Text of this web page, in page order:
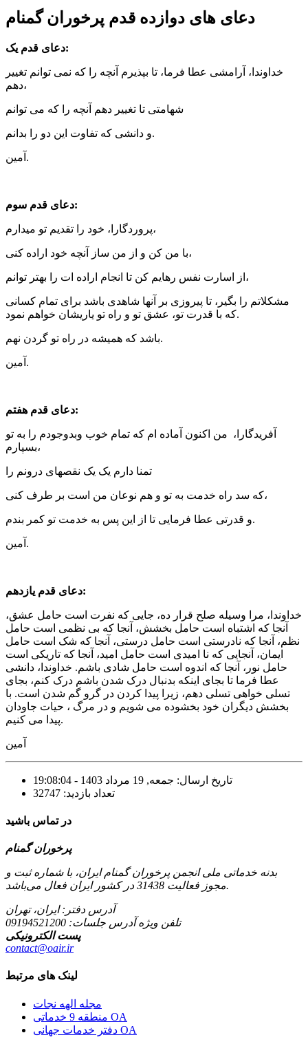
دعای های دوازده قدم پرخوران گمنام
دعای قدم یک:
خداوندا، آرامشی عطا فرما، تا بپذیرم آنچه را که نمی توانم تغییر
دهم،
شهامتی تا تغییر دهم آنچه را که می توانم
و دانشی که تفاوت این دو را بدانم.
آمین.
دعای قدم سوم:
پروردگارا، خود را تقدیم تو میدارم،
با من کن و از من ساز آنچه خود اراده کنی،
از اسارت نفس رهایم کن تا انجام اراده ات را بهتر توانم،
مشکلاتم را بگیر، تا پیروزی بر آنها شاهدی باشد برای تمام کسانی
که با قدرت تو، عشق تو و راه تو یاریشان خواهم نمود.
باشد که همیشه در راه تو گردن نهم.
آمین.
دعای قدم هفتم:
آفریدگارا، من اکنون آماده ام که تمام خوب وبدوجودم را به تو
بسپارم،
تمنا دارم یک یک نقصهای درونم را
که سد راه خدمت به تو و هم نوعان من است بر طرف کنی،
و قدرتی عطا فرمایی تا از این پس به خدمت تو کمر بندم.
آمین.
دعای قدم یازدهم:
خداوندا، مرا وسیله صلح قرار ده، جایی که نفرت است حامل عشق،
آنجا که اشتباه است حامل بخشش، آنجا که بی نظمی است حامل
نظم، آنجا که نادرستی است حامل درستی، آنجا که شک است حامل
ایمان، آنجایی که نا امیدی است حامل امید، آنجا که تاریکی است
حامل نور، آنجا که اندوه است حامل شادی باشم. خداوندا، دانشی
عطا فرما تا بجای اینکه بدنبال درک شدن باشم درک کنم، بجای
تسلی خواهی تسلی دهم، زیرا پیدا کردن در گرو گم شدن است. با
بخشش دیگران خود بخشوده می شویم و در مرگ ، حیات جاودان
پیدا می کنیم.
آمین
تاریخ ارسال: جمعه, 19 مرداد 1403 - 19:08:04
تعداد بازدید: 32747
در تماس باشید
پرخوران گمنام
بدنه خدماتی ملی انجمن پرخوران گمنام ایران، با شماره ثبت و
مجوز فعالیت 31438 در کشور ایران فعال می‌باشد.
آدرس دفتر: ایران، تهران
تلفن ویژه آدرس جلسات:
پست الکترونیکی
contact@oair.ir
لینک های مرتبط
مجله الهه نجات
منطقه 9 خدماتی OA
دفتر خدمات جهانی OA